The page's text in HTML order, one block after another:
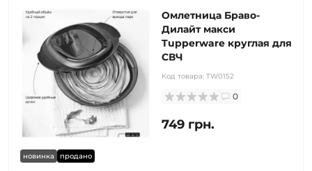
новинка продано
Омлетница Браво-
Дилайт макси
Tupperware круглая для
СВЧ
Код товара: TW0152
0
749 грн.